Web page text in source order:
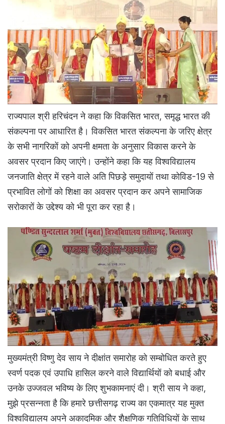
राज्यपाल श्री हरिचंदन ने कहा कि विकसित भारत, समृद्ध भारत की
संकल्पना पर आधारित है। विकसित भारत संकल्पना के जरिए क्षेत्र
के सभी नागरिकों को अपनी क्षमता के अनुसार विकास करने के
अवसर प्रदान किए जाएंगे। उन्होंने कहा कि यह विश्वविद्यालय
जनजाति क्षेत्र में रहने वाले अति पिछड़े समुदायों तथा कोविड-19 से
प्रभावित लोगों को शिक्षा का अवसर प्रदान कर अपने सामाजिक
सरोकारों के उद्देश्य को भी पूरा कर रहा है।
मुख्यमंत्री विष्णु देव साय ने दीक्षांत समारोह को सम्बोधित करते हुए
स्वर्ण पदक एवं उपाधि हासिल करने वाले विद्यार्थियों को बधाई और
उनके उज्जवल भविष्य के लिए शुभकामनाएं दी। श्री साय ने कहा,
मुझे प्रसन्नता है कि हमारे छत्तीसगढ़ राज्य का एकमात्र यह मुक्त
विश्वविद्यालय अपने अकादमिक और शैक्षणिक गतिविधियों के साथ